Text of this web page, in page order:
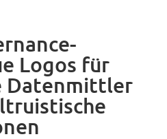
Logos für
Datenmittler